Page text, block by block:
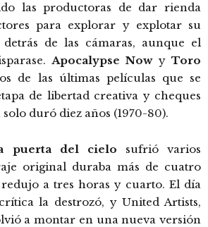
las productoras de dar rienda
para explorar y explotar su
de las cámaras, aunque el
Apocalypse NowyToro
de las últimas películas que se
de libertad creativa y cheques
duró diez años (1970-80).
puerta del cielo sufrió varios
original duraba más de cuatro
a tres horas y cuarto. El día
la destrozó, y United Artists,
a montar en una nueva versión